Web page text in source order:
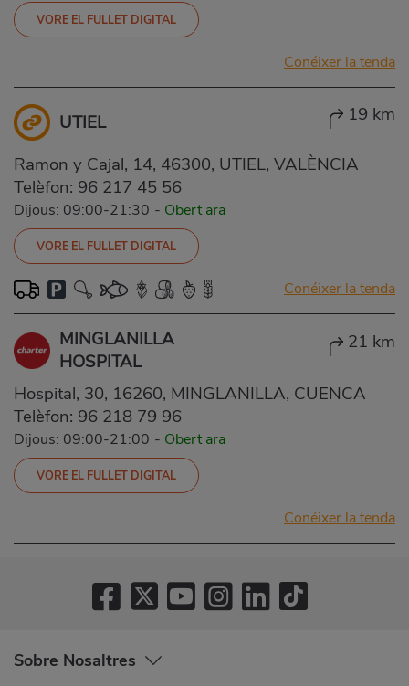
VORE EL FULLET DIGITAL
Conéixer la tenda
UTIEL 19 km
Ramon y Cajal, 14, 46300, UTIEL, VALÈNCIA
Telèfon: 96 217 45 56
Dijous: 09:00-21:30 - Obert ara
VORE EL FULLET DIGITAL
Conéixer la tenda
MINGLANILLA
HOSPITAL
21 km
Hospital, 30, 16260, MINGLANILLA, CUENCA
Telèfon: 96 218 79 96
Dijous: 09:00-21:00 - Obert ara
VORE EL FULLET DIGITAL
Conéixer la tenda
Sobre Nosaltres